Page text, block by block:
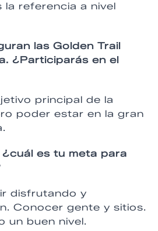
la referencia a nivel
las Golden Trail
¿Participarás en el
principal de la
poder estar en la gran
¿cuál es tu meta para
disfrutando y
Conocer gente y sitios.
un buen nivel.